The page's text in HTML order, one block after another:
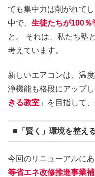
ても集中力は削がれて
中で、 生徒たちが100％
と。 それは、私たち塾
考えています。
新しいエアコンは、温
浄機能も格段にアップし
きる教室 」を目指して
■「賢く」環境を整え
今回のリニューアルにあ
等省エネ改修推進事業